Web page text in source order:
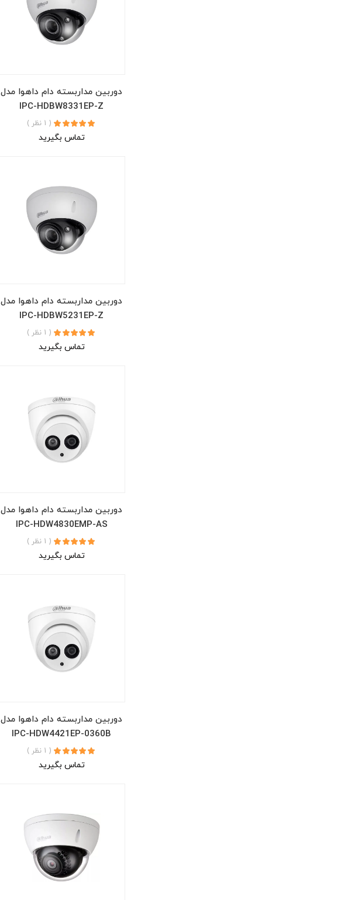
دوربین مداربسته دام داهوا مدل
IPC-HDBW8331EP-Z
( 1 نظر )
تماس بگیرید
دوربین مداربسته دام داهوا مدل
IPC-HDBW5231EP-Z
( 1 نظر )
تماس بگیرید
دوربین مداربسته دام داهوا مدل
IPC-HDW4830EMP-AS
( 1 نظر )
تماس بگیرید
دوربین مداربسته دام داهوا مدل
IPC-HDW4421EP-0360B
( 1 نظر )
تماس بگیرید